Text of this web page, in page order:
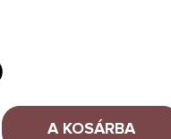
A KOSÁRBA